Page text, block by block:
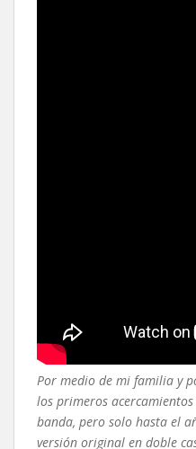
Por medio de mi familia y
los primeros
banda, pero solo hasta el
versión original en doble